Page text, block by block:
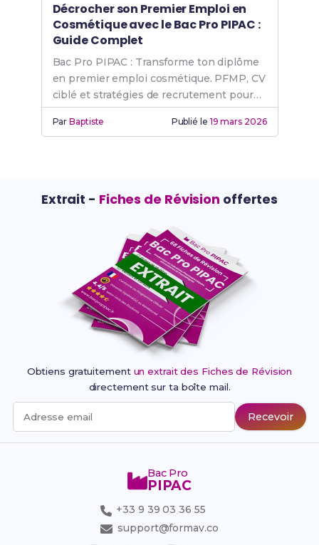
Décrocher son Premier Emploi en
Cosmétique avec le Bac Pro PIPAC :
Guide Complet
Bac Pro PIPAC : Transforme ton diplôme
en premier emploi cosmétique. PFMP, CV
ciblé et stratégies de recrutement pour
réussir.
ParBaptiste Publié le 19 mars 2026
Extrait - Fiches de Révision offertes
Obtiens gratuitement un extrait des Fiches de Révision
directement sur ta boîte mail.
Adresse email Recevoir
Bac Pro
PIPAC
+33 9 39 03 36 55
support@formav.co